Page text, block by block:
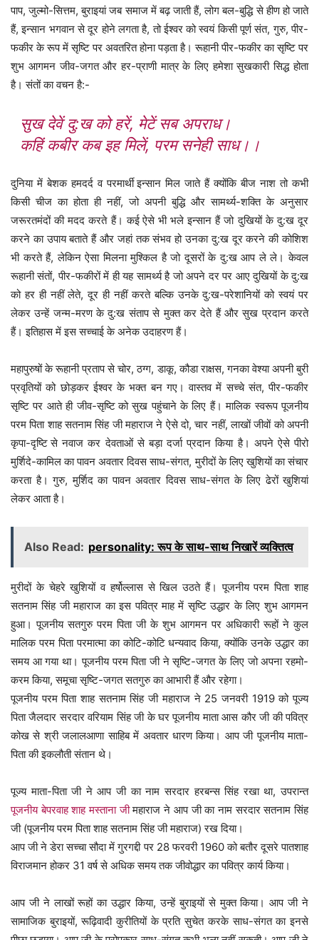
पाप, जुल्मो-सित्तम, बुराइयां जब समाज में बढ़ जाती हैं, लोग बल-बुद्धि से हीण हो जाते
हैं, इन्सान भगवान से दूर होने लगता है, तो ईश्वर को स्वयं किसी पूर्ण संत, गुरु, पीर-
फकीर के रूप में सृष्टि पर अवतरित होना पड़ता है। रूहानी पीर-फकीर का सृष्टि पर
शुभ आगमन जीव-जगत और हर-प्राणी मात्र के लिए हमेशा सुखकारी सिद्ध होता
है। संतों का वचन है:-
सुख देवें दु:ख को हरें, मेटें सब अपराध।
कहिं कबीर कब इह मिलें, परम सनेही साध।।
दुनिया में बेशक हमदर्द व परमार्थी इन्सान मिल जाते हैं क्योंकि बीज नाश तो कभी
किसी चीज का होता ही नहीं, जो अपनी बुद्धि और सामर्थ्य-शक्ति के अनुसार
जरूरतमंदों की मदद करते हैं। कई ऐसे भी भले इन्सान हैं जो दुखियों के दु:ख दूर
करने का उपाय बताते हैं और जहां तक संभव हो उनका दु:ख दूर करने की कोशिश
भी करते हैं, लेकिन ऐसा मिलना मुश्किल है जो दूसरों के दु:ख आप ले ले। केवल
रूहानी संतों, पीर-फकीरों में ही यह सामर्थ्य है जो अपने दर पर आए दुखियों के दु:ख
को हर ही नहीं लेते, दूर ही नहीं करते बल्कि उनके दु:ख-परेशानियों को स्वयं पर
लेकर उन्हें जन्म-मरण के दु:ख संताप से मुक्त कर देते हैं और सुख प्रदान करते
हैं। इतिहास में इस सच्चाई के अनेक उदाहरण हैं।
महापुरुषों के रूहानी प्रताप से चोर, ठग्ग, डाकू, कौडा राक्षस, गनका वेश्या अपनी बुरी
प्रवृतियों को छोड़कर ईश्वर के भक्त बन गए। वास्तव में सच्चे संत, पीर-फकीर
सृष्टि पर आते ही जीव-सृष्टि को सुख पहुंचाने के लिए हैं। मालिक स्वरूप पूजनीय
परम पिता शाह सतनाम सिंह जी महाराज ने ऐसे दो, चार नहीं, लाखों जीवों को अपनी
कृपा-दृष्टि से नवाज कर देवताओं से बड़ा दर्जा प्रदान किया है। अपने ऐसे पीरो
मुर्शिदे-कामिल का पावन अवतार दिवस साध-संगत, मुरीदों के लिए खुशियों का संचार
करता है। गुरु, मुर्शिद का पावन अवतार दिवस साध-संगत के लिए ढेरों खुशियां
लेकर आता है।
Also Read: personality: रूप के साथ-साथ निखारें व्यक्तित्व
मुरीदों के चेहरे खुशियों व हर्षोल्लास से खिल उठते हैं। पूजनीय परम पिता शाह
सतनाम सिंह जी महाराज का इस पवित्र माह में सृष्टि उद्धार के लिए शुभ आगमन
हुआ। पूजनीय सतगुरु परम पिता जी के शुभ आगमन पर अधिकारी रूहों ने कुल
मालिक परम पिता परमात्मा का कोटि-कोटि धन्यवाद किया, क्योंकि उनके उद्धार का
समय आ गया था। पूजनीय परम पिता जी ने सृष्टि-जगत के लिए जो अपना रहमो-
करम किया, समूचा सृष्टि-जगत सतगुरु का आभारी हैं और रहेगा।
पूजनीय परम पिता शाह सतनाम सिंह जी महाराज ने 25 जनवरी 1919 को पूज्य
पिता जैलदार सरदार वरियाम सिंह जी के घर पूजनीय माता आस कौर जी की पवित्र
कोख से श्री जलालआणा साहिब में अवतार धारण किया। आप जी पूजनीय माता-
पिता की इकलौती संतान थे।
पूज्य माता-पिता जी ने आप जी का नाम सरदार हरबन्स सिंह रखा था, उपरान्त
पूजनीय बेपरवाह शाह मस्ताना जीमहाराज ने आप जी का नाम सरदार सतनाम सिंह
जी (पूजनीय परम पिता शाह सतनाम सिंह जी महाराज) रख दिया।
आप जी ने डेरा सच्चा सौदा में गुरगद्दी पर 28 फरवरी 1960 को बतौर दूसरे पातशाह
विराजमान होकर 31 वर्ष से अधिक समय तक जीवोद्धार का पवित्र कार्य किया।
आप जी ने लाखों रूहों का उद्धार किया, उन्हें बुराइयों से मुक्त किया। आप जी ने
सामाजिक बुराइयों, रूढ़िवादी कुरीतियों के प्रति सुचेत करके साध-संगत का इनसे